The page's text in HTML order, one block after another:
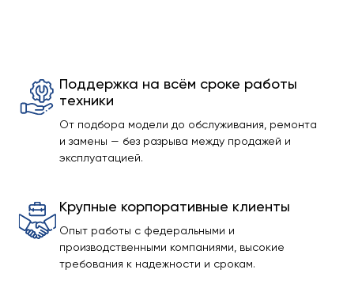
Поддержка на всём сроке работы
техники
От подбора модели до обслуживания, ремонта
и замены — без разрыва между продажей и
эксплуатацией.
Крупные корпоративные клиенты
Опыт работы с федеральными и
производственными компаниями, высокие
требования к надежности и срокам.